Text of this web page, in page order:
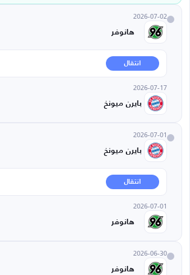
2026-07-02
هانوفر
انتقال
2026-07-17
بايرن ميونخ
2026-07-01
بايرن ميونخ
انتقال
2026-07-01
هانوفر
2026-06-30
هانوفر